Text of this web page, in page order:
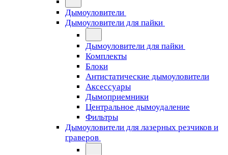
Дымоуловители
Дымоуловители для пайки
Дымоуловители для пайки
Комплекты
Блоки
Антистатические дымоуловители
Аксессуары
Дымоприемники
Центральное дымоудаление
Фильтры
Дымоуловители для лазерных резчиков и
граверов